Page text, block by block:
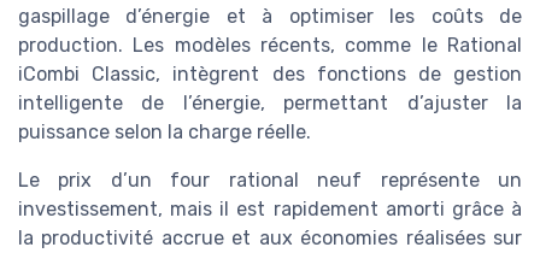
gaspillage d’énergie et à optimiser les coûts de
production. Les modèles récents, comme le Rational
iCombi Classic, intègrent des fonctions de gestion
intelligente de l’énergie, permettant d’ajuster la
puissance selon la charge réelle.
Le prix d’un four rational neuf représente un
investissement, mais il est rapidement amorti grâce à
la productivité accrue et aux économies réalisées sur